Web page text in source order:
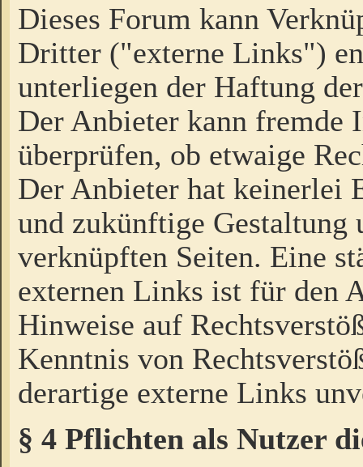
Dieses Forum kann
Dritter ("externe Links")
unterliegen der Haftung
Der Anbieter kann fremde
überprüfen, ob etwaige
Der Anbieter hat keinerlei
und zukünftige Gestaltung
verknüpften Seiten. Eine
externen Links ist für den
Hinweise auf
Kenntnis von
derartige externe Links
§ 4 Pflichten als Nutzer